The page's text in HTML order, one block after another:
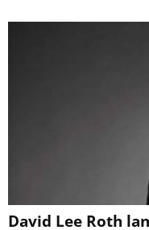
David Lee Roth